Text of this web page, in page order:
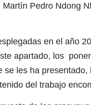
Pedro Ndong
en el año
apartado, los
les ha
del trabajo